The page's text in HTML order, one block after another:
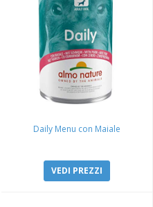
Daily Menu con Maiale
VEDI PREZZI